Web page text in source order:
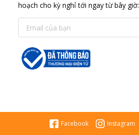
hoạch cho kỳ nghỉ tới ngay từ bây giờ:
Facebook Instagram